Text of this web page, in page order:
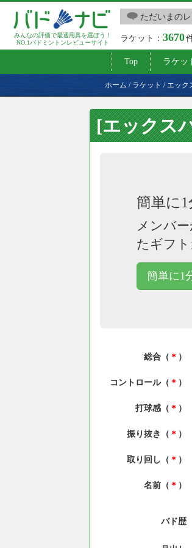
みんなの評価で最適用具を選ぼう！
NO.1バドミントンレビューサイト
ただいまの
ラケット：3670
Top ラケッ
ホーム / ラケット / エック
[エックス
簡単に
メンバ
たギフ
簡単に1
総合（ ＊ ）
コントロール（ ＊ ）
打球感（ ＊ ）
振り抜き（ ＊ ）
取り回し（ ＊ ）
名前（ ＊ ）
バド歴